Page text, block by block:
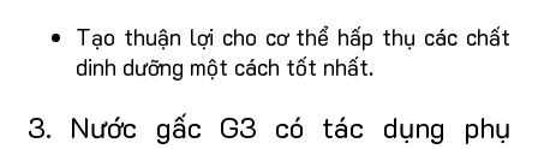
Tạo thuận lợi cho cơ thể hấp thụ các chất
dinh dưỡng một cách tốt nhất.
3. Nước gấc G3 có tác dụng phụ